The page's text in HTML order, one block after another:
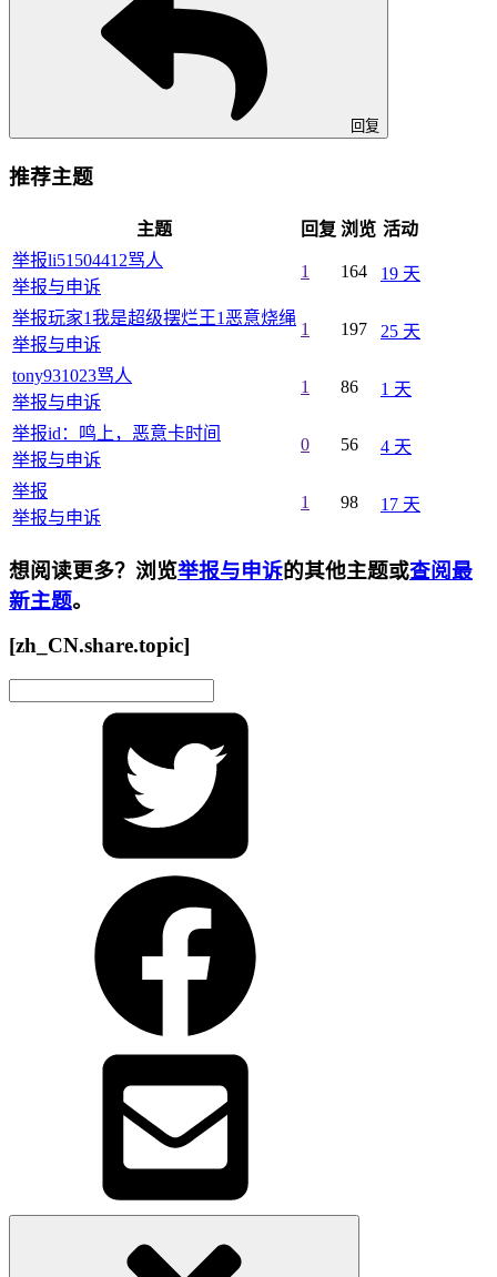
回复
推荐主题
主题 回复 浏览 活动
举报li51504412骂人
举报与申诉
1 164 19 天
举报玩家1我是超级摆烂王1恶意烧绳
举报与申诉
1 197 25 天
tony931023骂人
举报与申诉
1 86 1 天
举报id：鸣上，恶意卡时间
举报与申诉
0 56 4 天
举报
举报与申诉
1 98 17 天
想阅读更多？浏览举报与申诉的其他主题或查阅最
新主题。
[zh_CN.share.topic]